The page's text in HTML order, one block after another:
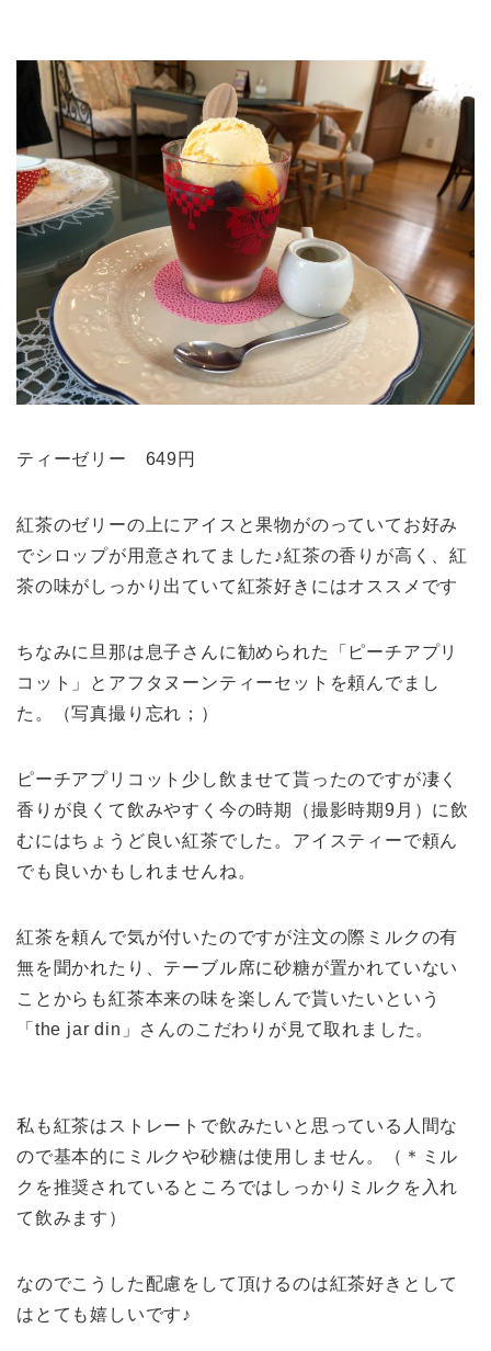
ティーゼリー 649円
紅茶のゼリーの上にアイスと果物がのっていてお好み
でシロップが用意されてました♪紅茶の香りが高く、紅
茶の味がしっかり出ていて紅茶好きにはオススメです
ちなみに旦那は息子さんに勧められた「ピーチアプリ
コット」とアフタヌーンティーセットを頼んでまし
た。（写真撮り忘れ；）
ピーチアプリコット少し飲ませて貰ったのですが凄く
香りが良くて飲みやすく今の時期（撮影時期9月）に飲
むにはちょうど良い紅茶でした。アイスティーで頼ん
でも良いかもしれませんね。
紅茶を頼んで気が付いたのですが注文の際ミルクの有
無を聞かれたり、テーブル席に砂糖が置かれていない
ことからも紅茶本来の味を楽しんで貰いたいという
「the jar din」さんのこだわりが見て取れました。
私も紅茶はストレートで飲みたいと思っている人間な
ので基本的にミルクや砂糖は使用しません。（＊ミル
クを推奨されているところではしっかりミルクを入れ
て飲みます）
なのでこうした配慮をして頂けるのは紅茶好きとして
はとても嬉しいです♪